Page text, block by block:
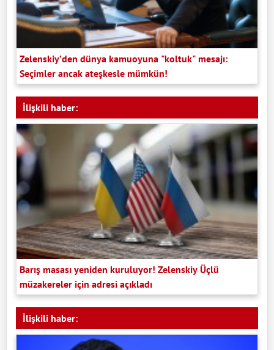
Zelenskiy’den dünya kamuoyuna "koltuk" mesajı:
Seçimler ancak ateşkesle mümkün!
İlişkili haber:
Barış masası yeniden kuruluyor! Zelenskiy Üçlü
müzakereler için adresi açıkladı
İlişkili haber: